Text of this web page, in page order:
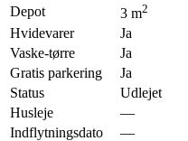
Depot
3 m2
Hvidevarer
Ja
Vaske-tørre
Ja
Gratis parkering
Ja
Status
Udlejet
Husleje
—
Indflytningsdato
—